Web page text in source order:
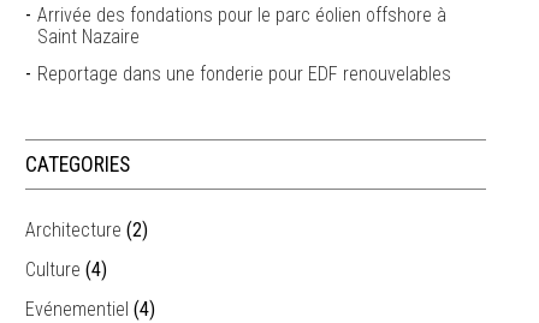
Arrivée des fondations pour le parc éolien offshore à
Saint Nazaire
Reportage dans une fonderie pour EDF renouvelables
CATEGORIES
Architecture (2)
Culture (4)
Evénementiel (4)